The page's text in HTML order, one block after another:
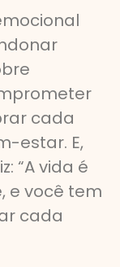
cada
estar. E,
“A vida é
e você tem
cada